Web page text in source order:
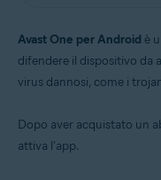
Avast One per Android è
difendere il dispositivo da
virus dannosi, come i
Dopo aver acquistato un
attiva l'app.